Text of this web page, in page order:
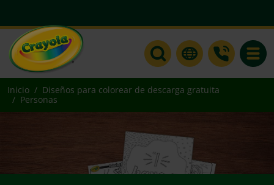
Inicio
Diseños para colorear de descarga gratuita
Personas